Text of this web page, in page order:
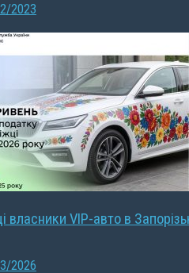
2023
власники VIP-авто в
2026